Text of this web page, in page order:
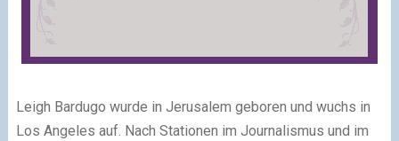
Leigh Bardugo wurde in Jerusalem geboren und wuchs in
Los Angeles auf. Nach Stationen im Journalismus und im